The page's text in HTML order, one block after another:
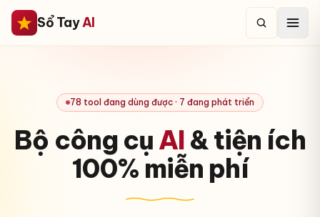
Sổ TayAI
78 tool đang dùng được · 7 đang phát triển
Bộ công cụAI& tiện ích
100% miễn phí